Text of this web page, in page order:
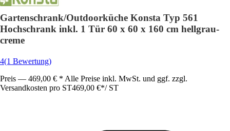
Gartenschrank/Outdoorküche Konsta Typ 561
Hochschrank inkl. 1 Tür 60 x 60 x 160 cm hellgrau-
creme
4(1 Bewertung)
Preis — 469,00 € * Alle Preise inkl. MwSt. und ggf. zzgl.
Versandkosten pro ST469,00 €*/ ST